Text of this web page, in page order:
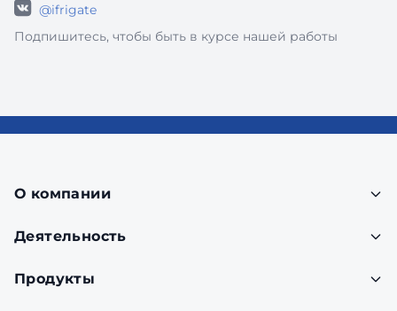
@ifrigate
Подпишитесь, чтобы быть в курсе нашей работы
О компании
Деятельность
Продукты